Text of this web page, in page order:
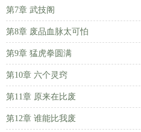
第7章 武技阁
第8章 废品血脉太可怕
第9章 猛虎拳圆满
第10章 六个灵窍
第11章 原来在比废
第12章 谁能比我废